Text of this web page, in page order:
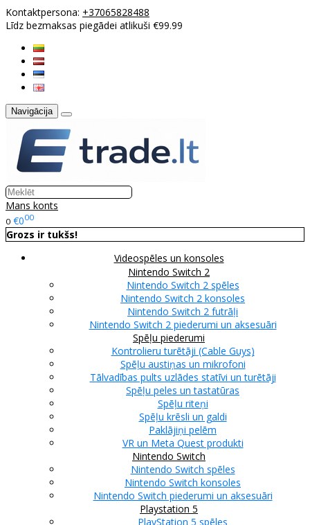
Kontaktpersona: +37065828488
Līdz bezmaksas piegādei atlikuši €99.99
Navigācija
Mans konts
0 €000
Grozs ir tukšs!
Videospēles un konsoles
Nintendo Switch 2
Nintendo Switch 2 spēles
Nintendo Switch 2 konsoles
Nintendo Switch 2 futrāļi
Nintendo Switch 2 piederumi un aksesuāri
Spēļu piederumi
Kontrolieru turētāji (Cable Guys)
Spēļu austiņas un mikrofoni
Tālvadības pults uzlādes statīvi un turētāji
Spēļu peles un tastatūras
Spēļu riteņi
Spēļu krēsli un galdi
Paklājiņi pelēm
VR un Meta Quest produkti
Nintendo Switch
Nintendo Switch spēles
Nintendo Switch konsoles
Nintendo Switch piederumi un aksesuāri
Playstation 5
PlayStation 5 spēles